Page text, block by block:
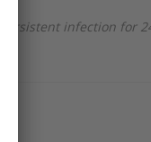
infection for